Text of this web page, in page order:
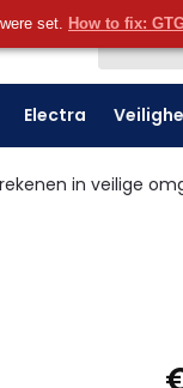
set. How to fix:
Electra
in veilige